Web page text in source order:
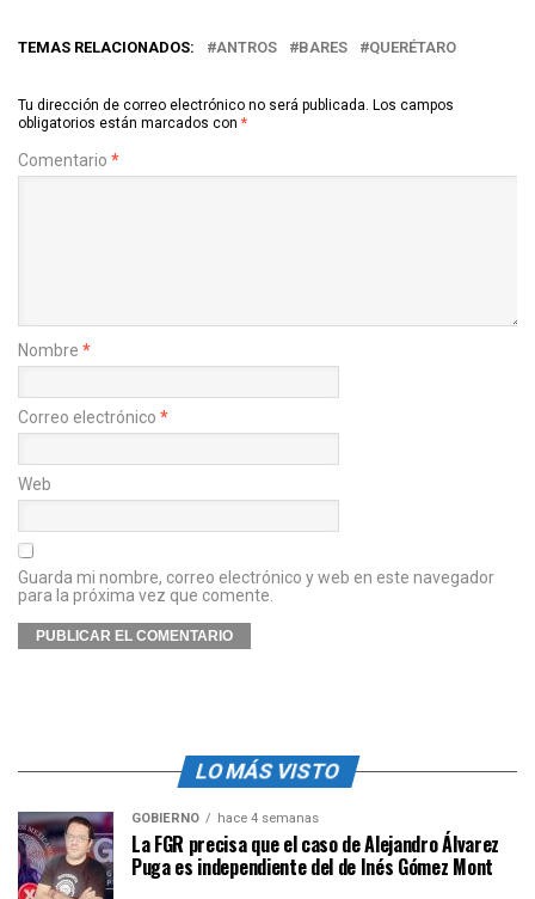
TEMAS RELACIONADOS: ANTROS BARES QUERÉTARO
Tu dirección de correo electrónico no será publicada. Los campos
obligatorios están marcados con *
Comentario *
Nombre *
Correo electrónico *
Web
Guarda mi nombre, correo electrónico y web en este navegador
para la próxima vez que comente.
LO MÁS VISTO
GOBIERNO hace 4 semanas
La FGR precisa que el caso de Alejandro Álvarez
Puga es independiente del de Inés Gómez Mont